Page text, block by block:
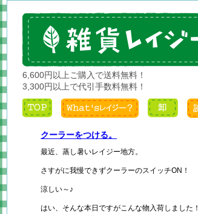
6,600円以上ご購入で送料無料！
3,300円以上で代引手数料無料！
クーラーをつける。
最近、蒸し暑いレイジー地方。
さすがに我慢できずクーラーのスイッチON！
涼しい～♪
はい、そんな本日ですがこんな物入荷しました！